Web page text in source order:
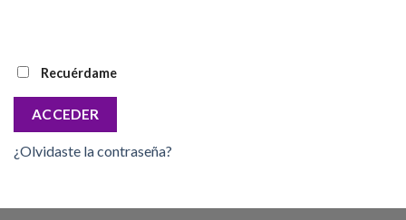
Recuérdame
ACCEDER
¿Olvidaste la contraseña?